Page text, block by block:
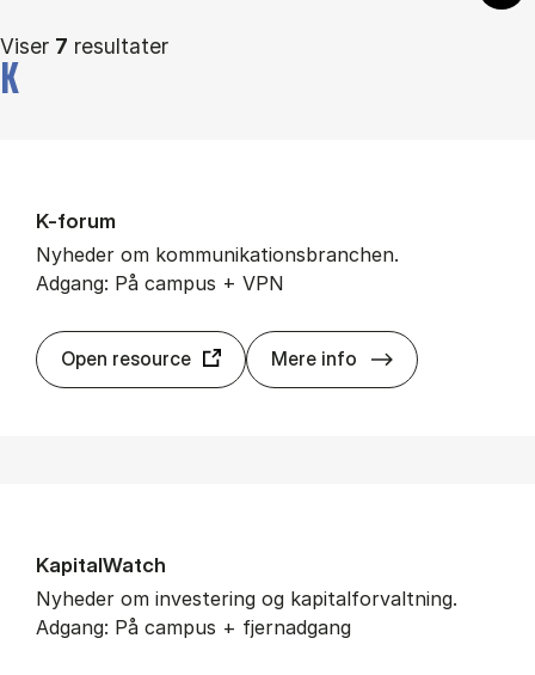
Viser 7 resultater
K
K-forum
Nyheder om kommunikationsbranchen.
Adgang: På campus + VPN
Open resource Mere info K-forum
Ka­pi­talWatch
Nyheder om investering og kapitalforvaltning.
Adgang: På campus + fjernadgang